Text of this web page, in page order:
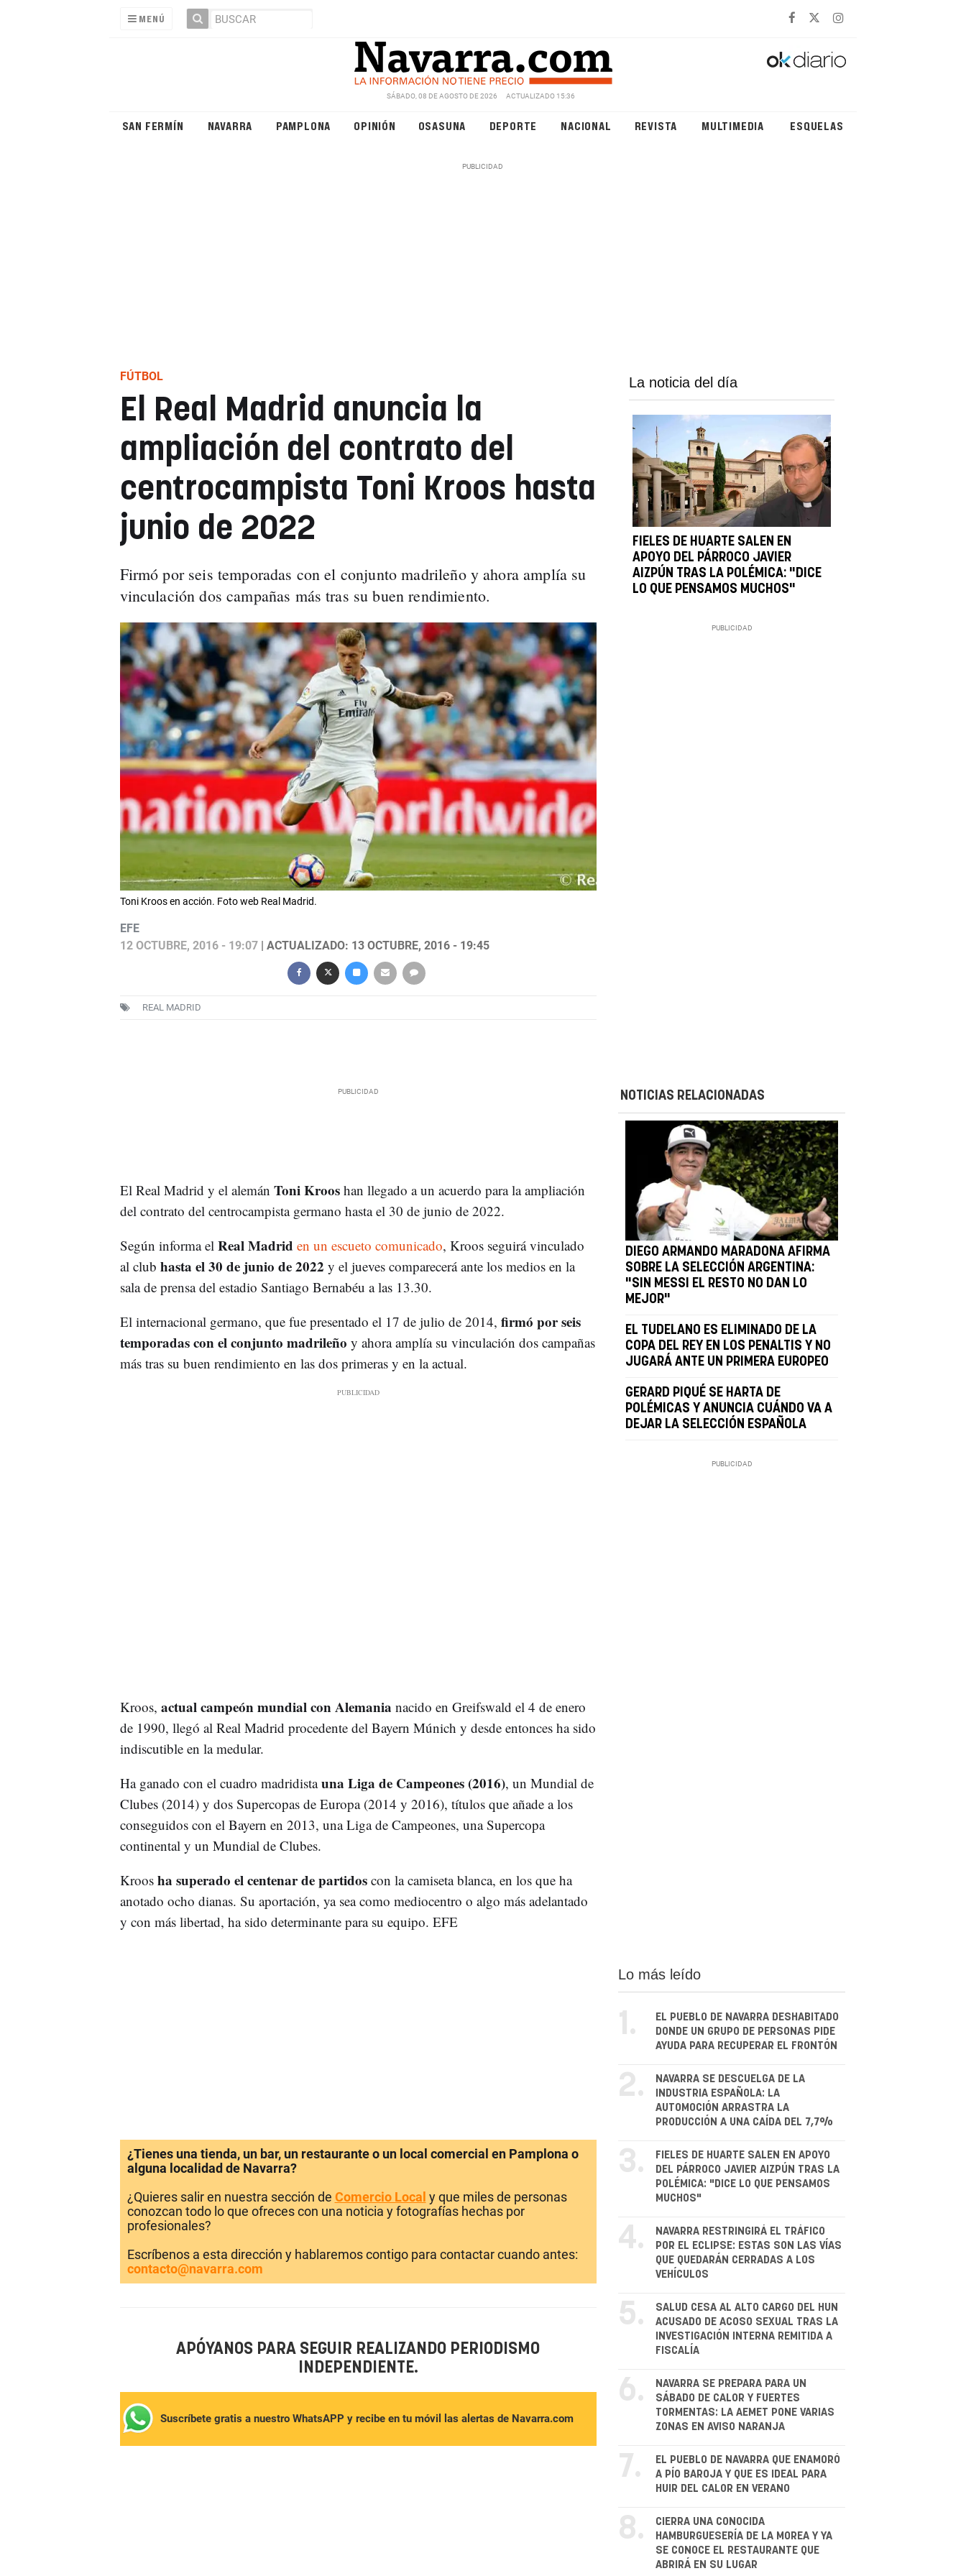
MENÚ
SÁBADO, 08 DE AGOSTO DE 2026 ACTUALIZADO 15:36
SAN FERMÍN NAVARRA PAMPLONA OPINIÓN OSASUNA DEPORTE NACIONAL REVISTA MULTIMEDIA ESQUELAS
FÚTBOL
El Real Madrid anuncia la
ampliación del contrato del
centrocampista Toni Kroos hasta
junio de 2022
Firmó por seis temporadas con el conjunto madrileño y ahora amplía su
vinculación dos campañas más tras su buen rendimiento.
Toni Kroos en acción. Foto web Real Madrid.
EFE
12 OCTUBRE, 2016 - 19:07| ACTUALIZADO: 13 OCTUBRE, 2016 - 19:45
REAL MADRID
La noticia del día
FIELES DE HUARTE SALEN EN
APOYO DEL PÁRROCO JAVIER
AIZPÚN TRAS LA POLÉMICA: "DICE
LO QUE PENSAMOS MUCHOS"
El Real Madrid y el alemán Toni Krooshan llegado a un acuerdo para la ampliación
del contrato del centrocampista germano hasta el 30 de junio de 2022.
Según informa elReal Madrid en un escueto comunicado, Kroos seguirá vinculado
al club hasta el 30 de junio de 2022 y el jueves comparecerá ante los medios en la
sala de prensa del estadio Santiago Bernabéu a las 13.30.
El internacional germano, que fue presentado el 17 de julio de 2014, firmó por seis
temporadas con el conjunto madrileño y ahora amplía su vinculación dos campañas
más tras su buen rendimiento en las dos primeras y en la actual.
Kroos, actual campeón mundial con Alemania nacido en Greifswald el 4 de enero
de 1990, llegó al Real Madrid procedente del Bayern Múnich y desde entonces ha sido
indiscutible en la medular.
Ha ganado con el cuadro madridistauna Liga de Campeones (2016), un Mundial de
Clubes (2014) y dos Supercopas de Europa (2014 y 2016), títulos que añade a los
conseguidos con el Bayern en 2013, una Liga de Campeones, una Supercopa
continental y un Mundial de Clubes.
Kroos ha superado el centenar de partidos con la camiseta blanca, en los que ha
anotado ocho dianas. Su aportación, ya sea como mediocentro o algo más adelantado
y con más libertad, ha sido determinante para su equipo. EFE
NOTICIAS RELACIONADAS
DIEGO ARMANDO MARADONA AFIRMA
SOBRE LA SELECCIÓN ARGENTINA:
"SIN MESSI EL RESTO NO DAN LO
MEJOR"
EL TUDELANO ES ELIMINADO DE LA
COPA DEL REY EN LOS PENALTIS Y NO
JUGARÁ ANTE UN PRIMERA EUROPEO
GERARD PIQUÉ SE HARTA DE
POLÉMICAS Y ANUNCIA CUÁNDO VA A
DEJAR LA SELECCIÓN ESPAÑOLA
¿Tienes una tienda, un bar, un restaurante o un local comercial en Pamplona o
alguna localidad de Navarra?
¿Quieres salir en nuestra sección de Comercio Local y que miles de personas
conozcan todo lo que ofreces con una noticia y fotografías hechas por
profesionales?
Escríbenos a esta dirección y hablaremos contigo para contactar cuando antes:
contacto@navarra.com
APÓYANOS PARA SEGUIR REALIZANDO PERIODISMO
INDEPENDIENTE.
Suscríbete gratis a nuestro WhatsAPP y recibe en tu móvil las alertas de Navarra.com
Lo más leído
1.
EL PUEBLO DE NAVARRA DESHABITADO
DONDE UN GRUPO DE PERSONAS PIDE
AYUDA PARA RECUPERAR EL FRONTÓN
2.
NAVARRA SE DESCUELGA DE LA
INDUSTRIA ESPAÑOLA: LA
AUTOMOCIÓN ARRASTRA LA
PRODUCCIÓN A UNA CAÍDA DEL 7,7%
3.
FIELES DE HUARTE SALEN EN APOYO
DEL PÁRROCO JAVIER AIZPÚN TRAS LA
POLÉMICA: "DICE LO QUE PENSAMOS
MUCHOS"
4.
NAVARRA RESTRINGIRÁ EL TRÁFICO
POR EL ECLIPSE: ESTAS SON LAS VÍAS
QUE QUEDARÁN CERRADAS A LOS
VEHÍCULOS
5.
SALUD CESA AL ALTO CARGO DEL HUN
ACUSADO DE ACOSO SEXUAL TRAS LA
INVESTIGACIÓN INTERNA REMITIDA A
FISCALÍA
6.
NAVARRA SE PREPARA PARA UN
SÁBADO DE CALOR Y FUERTES
TORMENTAS: LA AEMET PONE VARIAS
ZONAS EN AVISO NARANJA
7.
EL PUEBLO DE NAVARRA QUE ENAMORÓ
A PÍO BAROJA Y QUE ES IDEAL PARA
HUIR DEL CALOR EN VERANO
8.
CIERRA UNA CONOCIDA
HAMBURGUESERÍA DE LA MOREA Y YA
SE CONOCE EL RESTAURANTE QUE
ABRIRÁ EN SU LUGAR